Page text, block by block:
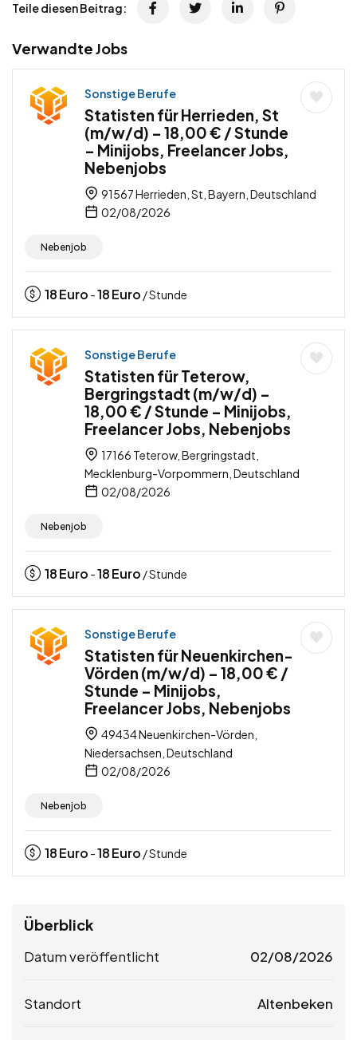
Teile diesen Beitrag:
Verwandte Jobs
Sonstige Berufe
Statisten für Herrieden, St
(m/w/d) – 18,00 € / Stunde
– Minijobs, Freelancer Jobs,
Nebenjobs
91567 Herrieden, St, Bayern, Deutschland
02/08/2026
Nebenjob
18Euro -18Euro / Stunde
Sonstige Berufe
Statisten für Teterow,
Bergringstadt (m/w/d) –
18,00 € / Stunde – Minijobs,
Freelancer Jobs, Nebenjobs
17166 Teterow, Bergringstadt,
Mecklenburg-Vorpommern, Deutschland
02/08/2026
Nebenjob
18Euro -18Euro / Stunde
Sonstige Berufe
Statisten für Neuenkirchen-
Vörden (m/w/d) – 18,00 € /
Stunde – Minijobs,
Freelancer Jobs, Nebenjobs
49434 Neuenkirchen-Vörden,
Niedersachsen, Deutschland
02/08/2026
Nebenjob
18Euro -18Euro / Stunde
Überblick
Datum veröffentlicht 02/08/2026
Standort Altenbeken